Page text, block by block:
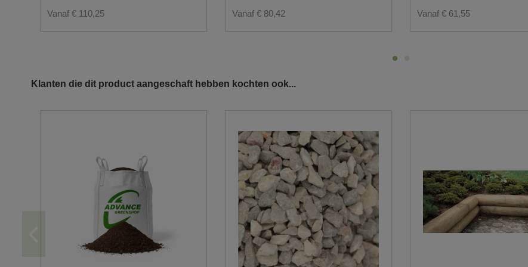
Gezien het gewicht van de vrachtwagen leveren wij enkel op een voldoende verharde ondergrond
Er moet voldoende ruimte zijn om de big bags te kunnen plaatsen.
Hou ook rekening met overhangende kabels en takken.
Voor big bags hoeft u niet thuis te zijn. U kan ons steeds aangeven waar de big bags geplaatst dienen te worden.
Let wel op dat de plaats waar de big bags dienen afgezet te worden, toegankelijk is voor onze chauffeur.
Op vakantieparken leveren wij enkel tot aan de toegang van het park.
U wenst graag een levering via de pakjesdienst?
Vanaf € 110,25 Vanaf € 80,42 Vanaf € 61,55
Klanten die dit product aangeschaft hebben kochten ook...